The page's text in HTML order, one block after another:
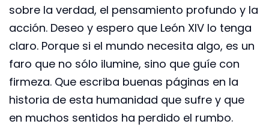
sobre la verdad, el pensamiento profundo y la
acción. Deseo y espero que León XIV lo tenga
claro. Porque si el mundo necesita algo, es un
faro que no sólo ilumine, sino que guíe con
firmeza. Que escriba buenas páginas en la
historia de esta humanidad que sufre y que
en muchos sentidos ha perdido el rumbo.